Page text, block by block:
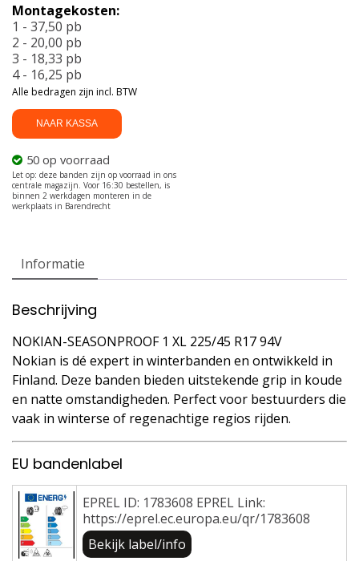
XL
225/45
R17
94V
aantal
NAAR KASSA
50 op voorraad
Montagekosten:
1 - 37,50 pb
2 - 20,00 pb
3 - 18,33 pb
4 - 16,25 pb
Alle bedragen zijn incl. BTW
Informatie
Beschrijving
NOKIAN-SEASONPROOF 1 XL 225/45 R17 94V
Nokian is dé expert in winterbanden en ontwikkeld in
Finland. Deze banden bieden uitstekende grip in koude
en natte omstandigheden. Perfect voor bestuurders die
vaak in winterse of regenachtige regios rijden.
EU bandenlabel
EPREL ID: 1783608 EPREL Link:
https://eprel.ec.europa.eu/qr/1783608
Bekijk label/info